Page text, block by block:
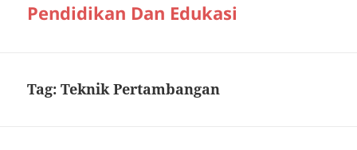
Pendidikan Dan Edukasi
Tag:Teknik Pertambangan